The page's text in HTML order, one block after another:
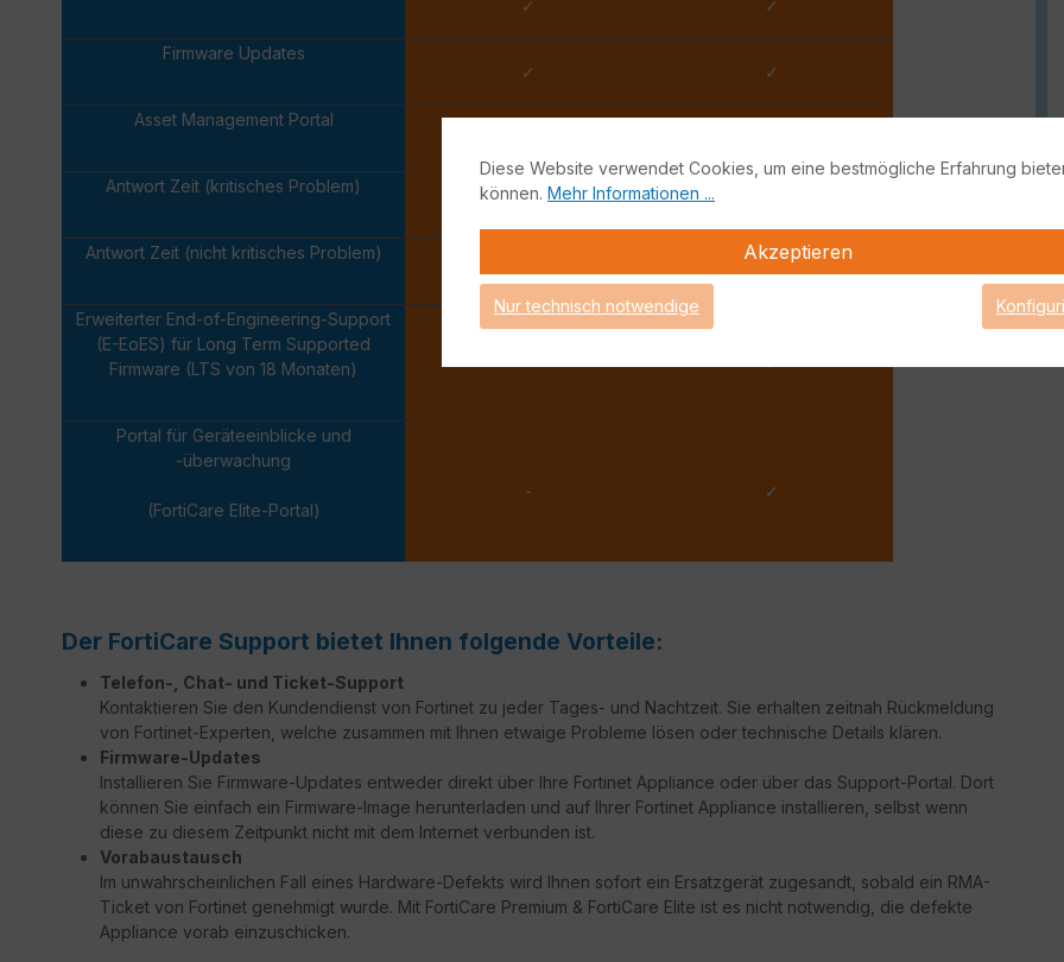
✓
✓
Firmware Updates
✓
✓
Asset Management Portal
Antwort Zeit (kritisches Problem)
Eine Stunde
Antwort Zeit (nicht kritisches Problem)
Nächsten Werktag
2 Arbeitsstunden
Erweiterter End-of-Engineering-Support
(E-EoES) für Long Term Supported
Firmware (LTS von 18 Monaten)
- ✓
Portal für Geräteeinblicke und
-überwachung
(FortiCare Elite-Portal)
- ✓
Der FortiCare Support bietet Ihnen folgende Vorteile:
Telefon-, Chat- und Ticket-Support
Kontaktieren Sie den Kundendienst von Fortinet zu jeder Tages- und Nachtzeit. Sie erhalten zeitnah Rückmeldung
von Fortinet-Experten, welche zusammen mit Ihnen etwaige Probleme lösen oder technische Details klären.
Firmware-Updates
Installieren Sie Firmware-Updates entweder direkt über Ihre Fortinet Appliance oder über das Support-Portal. Dort
können Sie einfach ein Firmware-Image herunterladen und auf Ihrer Fortinet Appliance installieren, selbst wenn
diese zu diesem Zeitpunkt nicht mit dem Internet verbunden ist.
Vorabaustausch
Im unwahrscheinlichen Fall eines Hardware-Defekts wird Ihnen sofort ein Ersatzgerät zugesandt, sobald ein RMA-
Ticket von Fortinet genehmigt wurde. Mit FortiCare Premium & FortiCare Elite ist es nicht notwendig, die defekte
Appliance vorab einzuschicken.
Diese Website verwendet Cookies, um eine bestmögliche Erfahrung
können. Mehr Informationen ...
Akzeptieren
Nur technisch notwendige